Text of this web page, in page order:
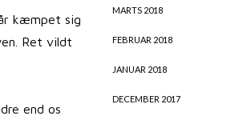
kæmpet sig
Ret vildt
end os
MARTS 2018
FEBRUAR 2018
JANUAR 2018
DECEMBER 2017